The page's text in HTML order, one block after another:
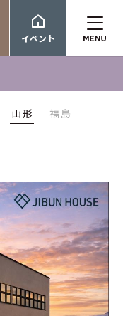
イベント
山形 福島